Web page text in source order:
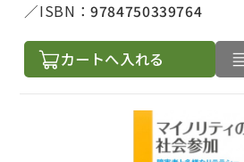
絞り込む
ISBN：9784750339764
カートへ入れる